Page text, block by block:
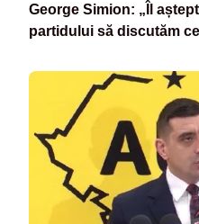
George Simion: „Îl
partidului să discutăm